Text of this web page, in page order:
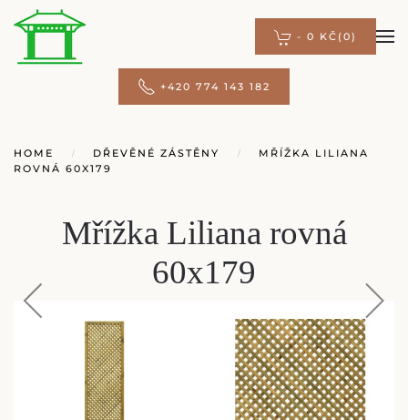
- 0 KČ (0)
+420 774 143 182
HOME DŘEVĚNÉ ZÁSTĚNY
MŘÍŽKA LILIANA
ROVNÁ 60X179
Mřížka Liliana rovná
60x179